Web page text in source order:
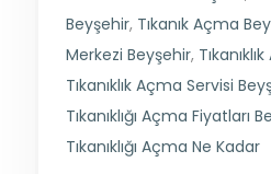
Beyşehir, Tıkanık Açma
Merkezi Beyşehir,
Tıkanıklık Açma Servisi
Tıkanıklığı Açma Fiyatları
Tıkanıklığı Açma Ne Kadar